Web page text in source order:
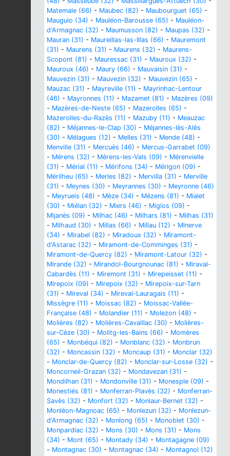
Matemale (66) - Maubec (82) - Maubourguet (65) -
Mauguio (34) - Mauléon-Barousse (65) - Mauléon-
d'Armagnac (32) - Maumusson (82) - Maupas (32) -
Mauran (31) - Maureillas-las-Illas (66) - Mauremont
(31) - Maurens (31) - Maurens (32) - Maurens-
Scopont (81) - Mauressac (31) - Mauroux (32) -
Mauroux (46) - Maury (66) - Mauvaisin (31) -
Mauvezin (31) - Mauvezin (32) - Mauvezin (65) -
Mauzac (31) - Mayreville (11) - Mayrinhac-Lentour
(46) - Mayronnes (11) - Mazamet (81) - Mazères (09)
- Mazères-de-Neste (65) - Mazerolles (65) -
Mazerolles-du-Razès (11) - Mazuby (11) - Meauzac
(82) - Méjannes-le-Clap (30) - Méjannes-lès-Alès
(30) - Mélagues (12) - Melles (31) - Mende (48) -
Menville (31) - Mercuès (46) - Mercus-Garrabet (09)
- Mérens (32) - Mérens-les-Vals (09) - Mérenvielle
(31) - Mérial (11) - Mérifons (34) - Mérigon (09) -
Mérilheu (65) - Merles (82) - Mervilla (31) - Merville
(31) - Meynes (30) - Meyrannes (30) - Meyronne (46)
- Meyrueis (48) - Mèze (34) - Mézens (81) - Mialet
(30) - Miélan (32) - Miers (46) - Miglos (09) -
Mijanès (09) - Milhac (46) - Milhars (81) - Milhas (31)
- Milhaud (30) - Millas (66) - Millau (12) - Minerve
(34) - Mirabel (82) - Miradoux (32) - Miramont-
d'Astarac (32) - Miramont-de-Comminges (31) -
Miramont-de-Quercy (82) - Miramont-Latour (32) -
Mirande (32) - Mirandol-Bourgnounac (81) - Miraval-
Cabardès (11) - Miremont (31) - Mirepeisset (11) -
Mirepoix (09) - Mirepoix (32) - Mirepoix-sur-Tarn
(31) - Mireval (34) - Mireval-Lauragais (11) -
Missègre (11) - Moissac (82) - Moissac-Vallée-
Française (48) - Molandier (11) - Molezon (48) -
Molières (82) - Molières-Cavaillac (30) - Molières-
sur-Cèze (30) - Molitg-les-Bains (66) - Momères
(65) - Monbéqui (82) - Monblanc (32) - Monbrun
(32) - Moncassin (32) - Moncaup (31) - Monclar (32)
- Monclar-de-Quercy (82) - Monclar-sur-Losse (32) -
Moncorneil-Grazan (32) - Mondavezan (31) -
Mondilhan (31) - Mondonville (31) - Monesple (09) -
Monestiés (81) - Monferran-Plavès (32) - Monferran-
Savès (32) - Monfort (32) - Monlaur-Bernet (32) -
Monléon-Magnoac (65) - Monlezun (32) - Monlezun-
d'Armagnac (32) - Monlong (65) - Monoblet (30) -
Monpardiac (32) - Mons (30) - Mons (31) - Mons
(34) - Mont (65) - Montady (34) - Montagagne (09)
- Montagnac (30) - Montagnac (34) - Montagnol (12)